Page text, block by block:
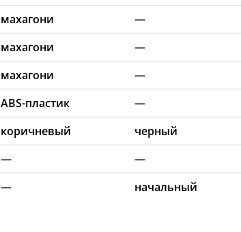
махагони —
махагони —
махагони —
ABS-пластик —
коричневый черный
— —
— начальный